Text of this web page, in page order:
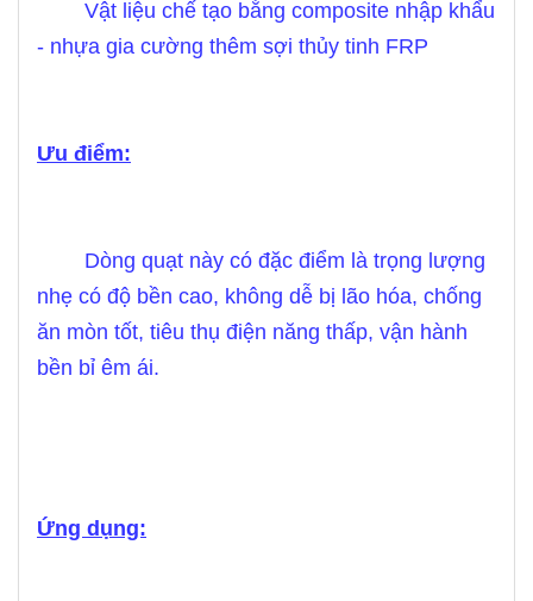
Vật liệu chế tạo bằng composite nhập khẩu
- nhựa gia cường thêm sợi thủy tinh FRP
Ưu điểm:
Dòng quạt này có đặc điểm là trọng lượng
nhẹ có độ bền cao, không dễ bị lão hóa, chống
ăn mòn tốt, tiêu thụ điện năng thấp, vận hành
bền bỉ êm ái.
Ứng dụng: